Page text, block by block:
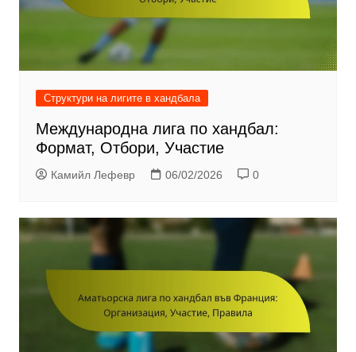
Структури на лигите в хандбала
Международна лига по хандбал:
Формат, Отбори, Участие
Камийл Лефевр 06/02/2026 0